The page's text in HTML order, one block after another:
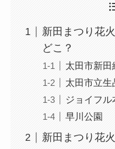
新田まつり花
どこ？
太田市新田
太田市立生
ジョイフ
早川公園
新田まつり花